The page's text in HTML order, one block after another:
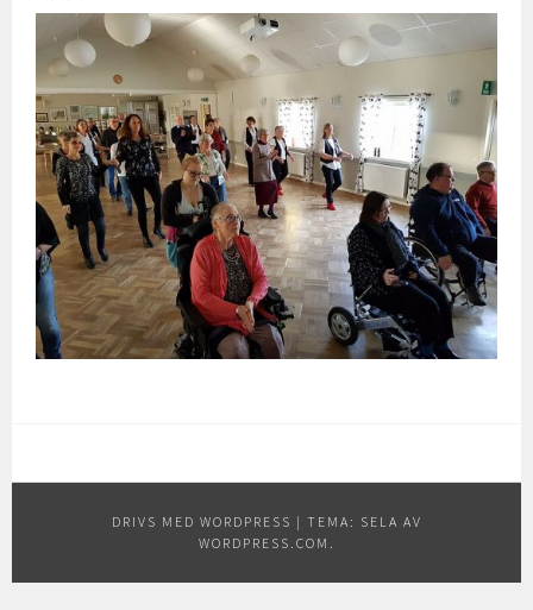
DRIVS MED WORDPRESS | TEMA: SELA AV
WORDPRESS.COM